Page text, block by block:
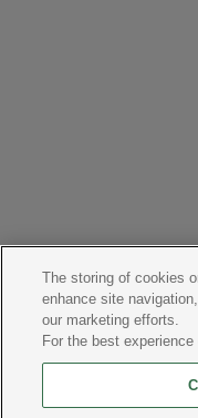
The storing of cookies
enhance site
our marketing efforts.
For the best